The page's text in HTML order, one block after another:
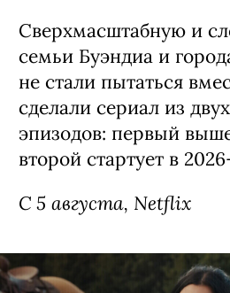
Сверхмасштабную и
семьи Буэндиа и
не стали пытаться
сделали сериал из
эпизодов: первый
второй стартует в
С 5 августа, Netflix